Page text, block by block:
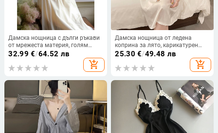
Дамска нощница с дълги ръкави
от мрежеста материя, голям
размер, френски дворцов стил,
32.99 €/64.52 лв
add_shopping_cart
Дамска нощница от ледена
коприна за лято, карикатурен
принт, голям размер, тънък
модел, къс ръкав, домашно
облекло, подходяща за носене
25.30 €/49.48 лв
add_shopping_cart